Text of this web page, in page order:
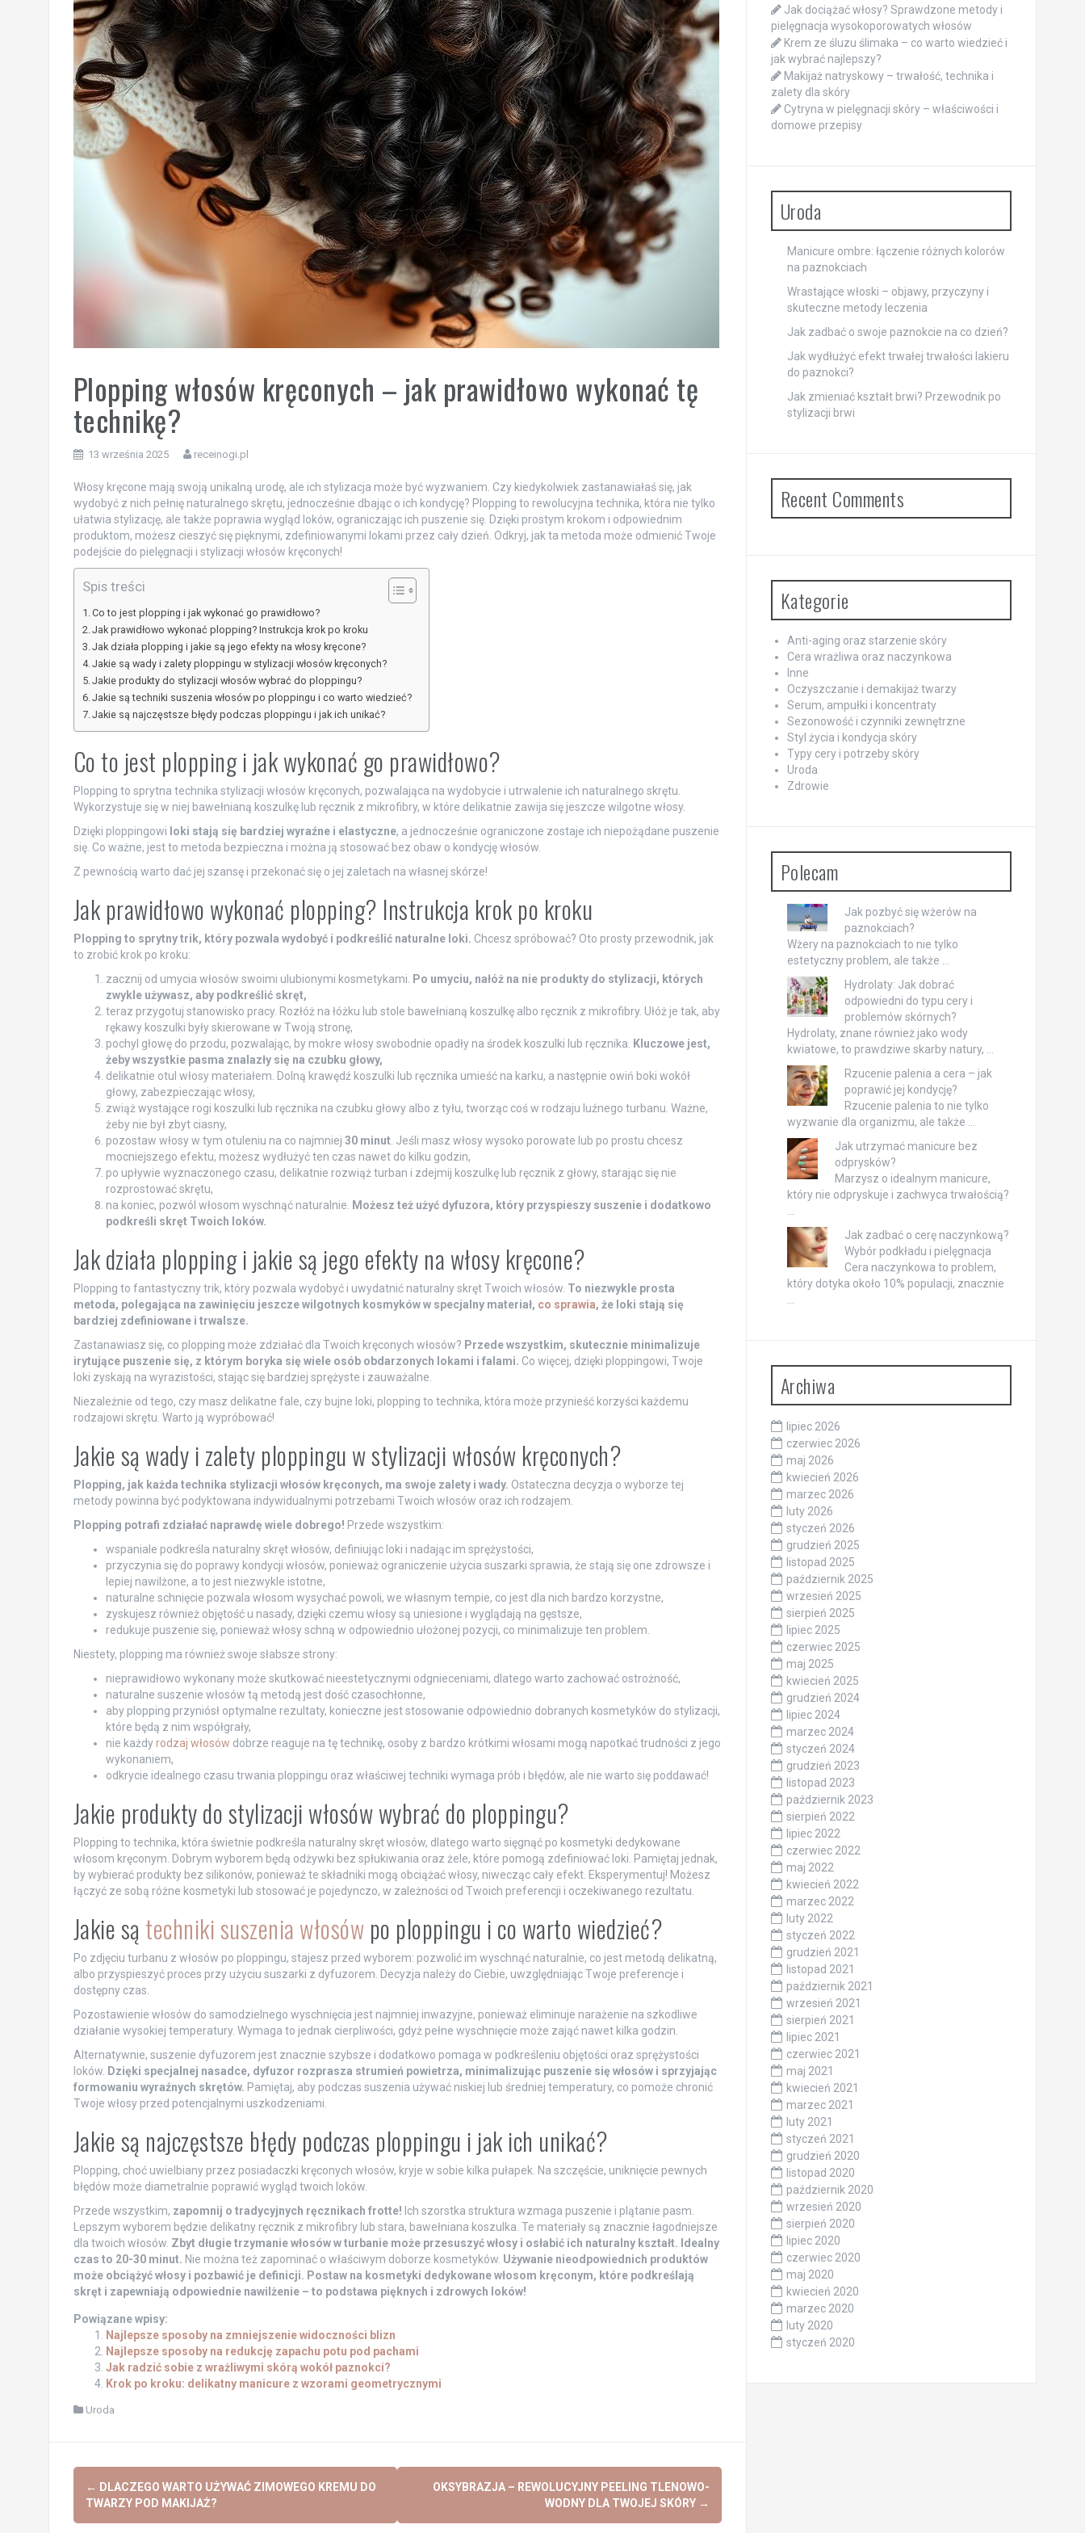
Plopping włosów kręconych – jak prawidłowo wykonać tę
technikę?
13 września 2025 receinogi.pl
Włosy kręcone mają swoją unikalną urodę, ale ich stylizacja może być wyzwaniem. Czy kiedykolwiek zastanawiałaś się, jak
wydobyć z nich pełnię naturalnego skrętu, jednocześnie dbając o ich kondycję? Plopping to rewolucyjna technika, która nie tylko
ułatwia stylizację, ale także poprawia wygląd loków, ograniczając ich puszenie się. Dzięki prostym krokom i odpowiednim
produktom, możesz cieszyć się pięknymi, zdefiniowanymi lokami przez cały dzień. Odkryj, jak ta metoda może odmienić Twoje
podejście do pielęgnacji i stylizacji włosów kręconych!
Spis treści
Co to jest plopping i jak wykonać go prawidłowo?
Jak prawidłowo wykonać plopping? Instrukcja krok po kroku
Jak działa plopping i jakie są jego efekty na włosy kręcone?
Jakie są wady i zalety ploppingu w stylizacji włosów kręconych?
Jakie produkty do stylizacji włosów wybrać do ploppingu?
Jakie są techniki suszenia włosów po ploppingu i co warto wiedzieć?
Jakie są najczęstsze błędy podczas ploppingu i jak ich unikać?
Co to jest plopping i jak wykonać go prawidłowo?
Plopping to sprytna technika stylizacji włosów kręconych, pozwalająca na wydobycie i utrwalenie ich naturalnego skrętu.
Wykorzystuje się w niej bawełnianą koszulkę lub ręcznik z mikrofibry, w które delikatnie zawija się jeszcze wilgotne włosy.
Dzięki ploppingowi loki stają się bardziej wyraźne i elastyczne, a jednocześnie ograniczone zostaje ich niepożądane puszenie
się. Co ważne, jest to metoda bezpieczna i można ją stosować bez obaw o kondycję włosów.
Z pewnością warto dać jej szansę i przekonać się o jej zaletach na własnej skórze!
Jak prawidłowo wykonać plopping? Instrukcja krok po kroku
Plopping to sprytny trik, który pozwala wydobyć i podkreślić naturalne loki. Chcesz spróbować? Oto prosty przewodnik, jak
to zrobić krok po kroku:
zacznij od umycia włosów swoimi ulubionymi kosmetykami.
Po umyciu, nałóż na nie produkty do stylizacji, których
zwykle używasz, aby podkreślić skręt,
teraz przygotuj stanowisko pracy. Rozłóż na łóżku lub stole bawełnianą koszulkę albo ręcznik z mikrofibry. Ułóż je tak, aby
rękawy koszulki były skierowane w Twoją stronę,
pochyl głowę do przodu, pozwalając, by mokre włosy swobodnie opadły na środek koszulki lub ręcznika.
Kluczowe jest,
żeby wszystkie pasma znalazły się na czubku głowy,
delikatnie otul włosy materiałem. Dolną krawędź koszulki lub ręcznika umieść na karku, a następnie owiń boki wokół
głowy, zabezpieczając włosy,
zwiąż wystające rogi koszulki lub ręcznika na czubku głowy albo z tyłu, tworząc coś w rodzaju luźnego turbanu. Ważne,
żeby nie był zbyt ciasny,
pozostaw włosy w tym otuleniu na co najmniej 30 minut. Jeśli masz włosy wysoko porowate lub po prostu chcesz
mocniejszego efektu, możesz wydłużyć ten czas nawet do kilku godzin,
po upływie wyznaczonego czasu, delikatnie rozwiąż turban i zdejmij koszulkę lub ręcznik z głowy, starając się nie
rozprostować skrętu,
na koniec, pozwól włosom wyschnąć naturalnie.
Możesz też użyć dyfuzora, który przyspieszy suszenie i dodatkowo
podkreśli skręt Twoich loków.
Jak działa plopping i jakie są jego efekty na włosy kręcone?
Plopping to fantastyczny trik, który pozwala wydobyć i uwydatnić naturalny skręt Twoich włosów. To niezwykle prosta
metoda, polegająca na zawinięciu jeszcze wilgotnych kosmyków w specjalny materiał, co sprawia, że loki stają się
bardziej zdefiniowane i trwalsze.
Zastanawiasz się, co plopping może zdziałać dla Twoich kręconych włosów? Przede wszystkim, skutecznie minimalizuje
irytujące puszenie się, z którym boryka się wiele osób obdarzonych lokami i falami. Co więcej, dzięki ploppingowi, Twoje
loki zyskają na wyrazistości, stając się bardziej sprężyste i zauważalne.
Niezależnie od tego, czy masz delikatne fale, czy bujne loki, plopping to technika, która może przynieść korzyści każdemu
rodzajowi skrętu. Warto ją wypróbować!
Jakie są wady i zalety ploppingu w stylizacji włosów kręconych?
Plopping, jak każda technika stylizacji włosów kręconych, ma swoje zalety i wady. Ostateczna decyzja o wyborze tej
metody powinna być podyktowana indywidualnymi potrzebami Twoich włosów oraz ich rodzajem.
Plopping potrafi zdziałać naprawdę wiele dobrego! Przede wszystkim:
wspaniale podkreśla naturalny skręt włosów, definiując loki i nadając im sprężystości,
przyczynia się do poprawy kondycji włosów, ponieważ ograniczenie użycia suszarki sprawia, że stają się one zdrowsze i
lepiej nawilżone, a to jest niezwykle istotne,
naturalne schnięcie pozwala włosom wysychać powoli, we własnym tempie, co jest dla nich bardzo korzystne,
zyskujesz również objętość u nasady, dzięki czemu włosy są uniesione i wyglądają na gęstsze,
redukuje puszenie się, ponieważ włosy schną w odpowiednio ułożonej pozycji, co minimalizuje ten problem.
Niestety, plopping ma również swoje słabsze strony:
nieprawidłowo wykonany może skutkować nieestetycznymi odgnieceniami, dlatego warto zachować ostrożność,
naturalne suszenie włosów tą metodą jest dość czasochłonne,
aby plopping przyniósł optymalne rezultaty, konieczne jest stosowanie odpowiednio dobranych kosmetyków do stylizacji,
które będą z nim współgrały,
nie każdyrodzaj włosów dobrze reaguje na tę technikę, osoby z bardzo krótkimi włosami mogą napotkać trudności z jego
wykonaniem,
odkrycie idealnego czasu trwania ploppingu oraz właściwej techniki wymaga prób i błędów, ale nie warto się poddawać!
Jakie produkty do stylizacji włosów wybrać do ploppingu?
Plopping to technika, która świetnie podkreśla naturalny skręt włosów, dlatego warto sięgnąć po kosmetyki dedykowane
włosom kręconym. Dobrym wyborem będą odżywki bez spłukiwania oraz żele, które pomogą zdefiniować loki. Pamiętaj jednak,
by wybierać produkty bez silikonów, ponieważ te składniki mogą obciążać włosy, niwecząc cały efekt. Eksperymentuj! Możesz
łączyć ze sobą różne kosmetyki lub stosować je pojedynczo, w zależności od Twoich preferencji i oczekiwanego rezultatu.
Jakie są techniki suszenia włosów po ploppingu i co warto wiedzieć?
Po zdjęciu turbanu z włosów po ploppingu, stajesz przed wyborem: pozwolić im wyschnąć naturalnie, co jest metodą delikatną,
albo przyspieszyć proces przy użyciu suszarki z dyfuzorem. Decyzja należy do Ciebie, uwzględniając Twoje preferencje i
dostępny czas.
Pozostawienie włosów do samodzielnego wyschnięcia jest najmniej inwazyjne, ponieważ eliminuje narażenie na szkodliwe
działanie wysokiej temperatury. Wymaga to jednak cierpliwości, gdyż pełne wyschnięcie może zająć nawet kilka godzin.
Alternatywnie, suszenie dyfuzorem jest znacznie szybsze i dodatkowo pomaga w podkreśleniu objętości oraz sprężystości
loków. Dzięki specjalnej nasadce, dyfuzor rozprasza strumień powietrza, minimalizując puszenie się włosów i sprzyjając
formowaniu wyraźnych skrętów. Pamiętaj, aby podczas suszenia używać niskiej lub średniej temperatury, co pomoże chronić
Twoje włosy przed potencjalnymi uszkodzeniami.
Jakie są najczęstsze błędy podczas ploppingu i jak ich unikać?
Plopping, choć uwielbiany przez posiadaczki kręconych włosów, kryje w sobie kilka pułapek. Na szczęście, uniknięcie pewnych
błędów może diametralnie poprawić wygląd twoich loków.
Przede wszystkim, zapomnij o tradycyjnych ręcznikach frotte! Ich szorstka struktura wzmaga puszenie i plątanie pasm.
Lepszym wyborem będzie delikatny ręcznik z mikrofibry lub stara, bawełniana koszulka. Te materiały są znacznie łagodniejsze
dla twoich włosów. Zbyt długie trzymanie włosów w turbanie może przesuszyć włosy i osłabić ich naturalny kształt. Idealny
czas to 20-30 minut. Nie można też zapominać o właściwym doborze kosmetyków. Używanie nieodpowiednich produktów
może obciążyć włosy i pozbawić je definicji. Postaw na kosmetyki dedykowane włosom kręconym, które podkreślają
skręt i zapewniają odpowiednie nawilżenie – to podstawa pięknych i zdrowych loków!
Powiązane wpisy:
Najlepsze sposoby na zmniejszenie widoczności blizn
Najlepsze sposoby na redukcję zapachu potu pod pachami
Jak radzić sobie z wrażliwymi skórą wokół paznokci?
Krok po kroku: delikatny manicure z wzorami geometrycznymi
Uroda
Post
navigation
← DLACZEGO WARTO UŻYWAĆ ZIMOWEGO KREMU DO
TWARZY POD MAKIJAŻ?
OKSYBRAZJA – REWOLUCYJNY PEELING TLENOWO-
WODNY DLA TWOJEJ SKÓRY →
Jak dociążać włosy? Sprawdzone metody i
pielęgnacja wysokoporowatych włosów
Krem ze śluzu ślimaka – co warto wiedzieć i
jak wybrać najlepszy?
Makijaż natryskowy – trwałość, technika i
zalety dla skóry
Cytryna w pielęgnacji skóry – właściwości i
domowe przepisy
Uroda
Manicure ombre: łączenie różnych kolorów
na paznokciach
Wrastające włoski – objawy, przyczyny i
skuteczne metody leczenia
Jak zadbać o swoje paznokcie na co dzień?
Jak wydłużyć efekt trwałej trwałości lakieru
do paznokci?
Jak zmieniać kształt brwi? Przewodnik po
stylizacji brwi
Recent Comments
Kategorie
Anti-aging oraz starzenie skóry
Cera wrażliwa oraz naczynkowa
Inne
Oczyszczanie i demakijaż twarzy
Serum, ampułki i koncentraty
Sezonowość i czynniki zewnętrzne
Styl życia i kondycja skóry
Typy cery i potrzeby skóry
Uroda
Zdrowie
Polecam
Jak pozbyć się wżerów na
paznokciach?
Wżery na paznokciach to nie tylko
estetyczny problem, ale także …
Hydrolaty: Jak dobrać
odpowiedni do typu cery i
problemów skórnych?
Hydrolaty, znane również jako wody
kwiatowe, to prawdziwe skarby natury, …
Rzucenie palenia a cera – jak
poprawić jej kondycję?
Rzucenie palenia to nie tylko
wyzwanie dla organizmu, ale także …
Jak utrzymać manicure bez
odprysków?
Marzysz o idealnym manicure,
który nie odpryskuje i zachwyca trwałością?
Jak zadbać o cerę naczynkową?
Wybór podkładu i pielęgnacja
Cera naczynkowa to problem,
który dotyka około 10% populacji, znacznie
Archiwa
lipiec 2026
czerwiec 2026
maj 2026
kwiecień 2026
marzec 2026
luty 2026
styczeń 2026
grudzień 2025
listopad 2025
październik 2025
wrzesień 2025
sierpień 2025
lipiec 2025
czerwiec 2025
maj 2025
kwiecień 2025
grudzień 2024
lipiec 2024
marzec 2024
styczeń 2024
grudzień 2023
listopad 2023
październik 2023
sierpień 2022
lipiec 2022
czerwiec 2022
maj 2022
kwiecień 2022
marzec 2022
luty 2022
styczeń 2022
grudzień 2021
listopad 2021
październik 2021
wrzesień 2021
sierpień 2021
lipiec 2021
czerwiec 2021
maj 2021
kwiecień 2021
marzec 2021
luty 2021
styczeń 2021
grudzień 2020
listopad 2020
październik 2020
wrzesień 2020
sierpień 2020
lipiec 2020
czerwiec 2020
maj 2020
kwiecień 2020
marzec 2020
luty 2020
styczeń 2020